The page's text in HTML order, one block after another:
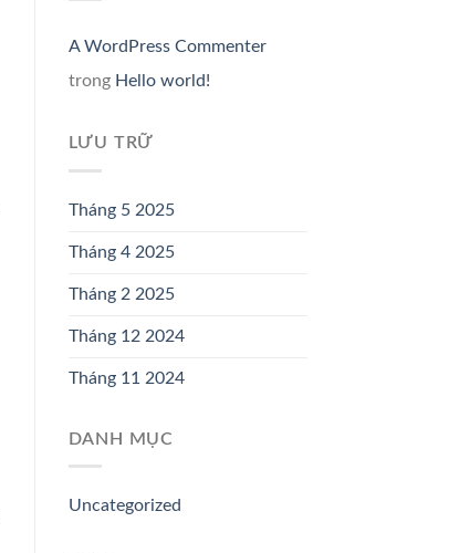
A WordPress Commenter
trong Hello world!
LƯU TRỮ
Tháng 5 2025
Tháng 4 2025
Tháng 2 2025
Tháng 12 2024
Tháng 11 2024
DANH MỤC
Uncategorized